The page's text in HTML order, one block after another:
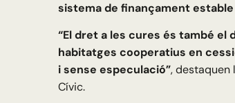
sistema de finançament
“El dret a les cures és també el
habitatges cooperatius en
i sense especulació”, destaquen
Cívic.